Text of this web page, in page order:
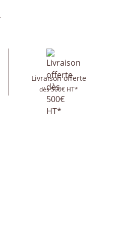
Livraison offerte
dès 500€ HT*